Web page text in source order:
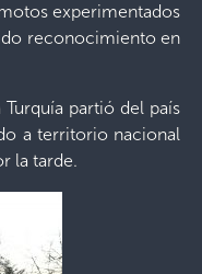
experimentados
reconocimiento en
partió del país
a territorio nacional
la tarde.